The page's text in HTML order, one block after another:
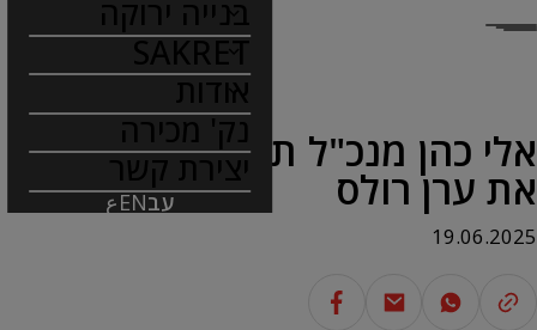
בנייה ירוקה
SAKRET
אודות
נק' מכירה
יצירת קשר
עבENع
אלי כהן מנכ"ל תרמוקיר מארח
את ערן רולס
19.06.2025